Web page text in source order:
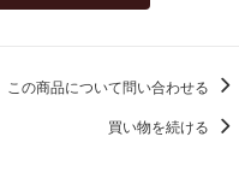
この商品について問い合わせる
買い物を続ける